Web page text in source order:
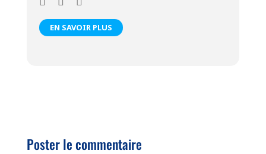
EN SAVOIR PLUS
Poster le commentaire